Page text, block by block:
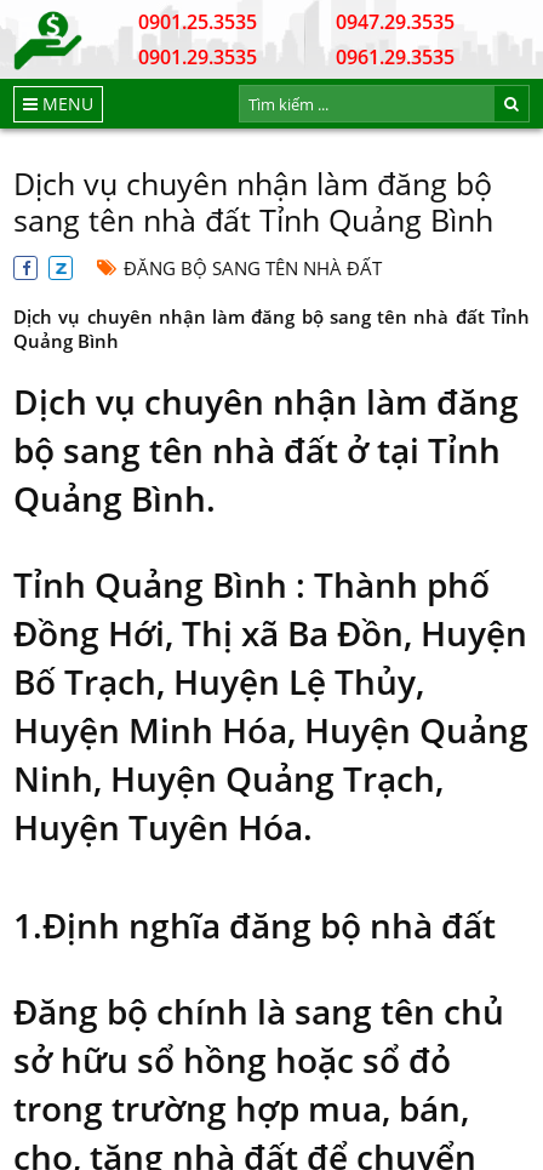
0901.25.3535
0901.29.3535
0947.29.3535
0961.29.3535
MENU
Dịch vụ chuyên nhận làm đăng bộ
sang tên nhà đất Tỉnh Quảng Bình
ĐĂNG BỘ SANG TÊN NHÀ ĐẤT
Dịch vụ chuyên nhận làm đăng bộ sang tên nhà đất Tỉnh
Quảng Bình
Dịch vụ chuyên nhận làm đăng
bộ sang tên nhà đất ở tại Tỉnh
Quảng Bình.
Tỉnh Quảng Bình : Thành phố
Đồng Hới, Thị xã Ba Đồn, Huyện
Bố Trạch, Huyện Lệ Thủy,
Huyện Minh Hóa, Huyện Quảng
Ninh, Huyện Quảng Trạch,
Huyện Tuyên Hóa.
1.Định nghĩa đăng bộ nhà đất
Đăng bộ chính là sang tên chủ
sở hữu sổ hồng hoặc sổ đỏ
trong trường hợp mua, bán,
cho, tặng nhà đất để chuyển